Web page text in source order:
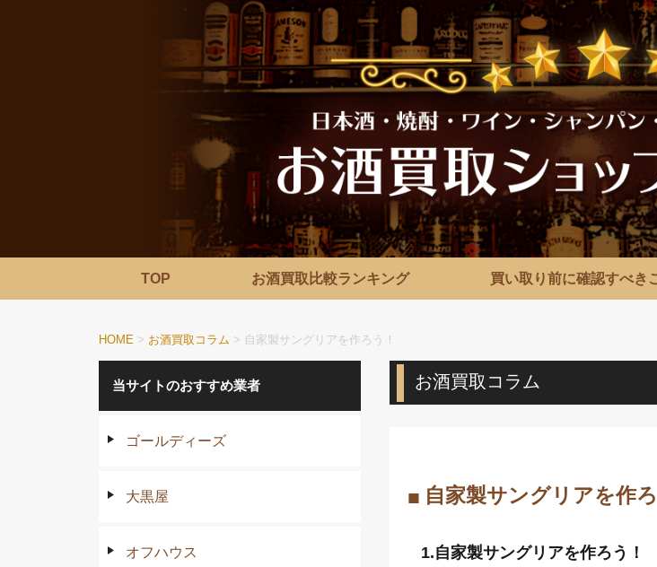
TOP お酒買取比較ランキング 買い取り前に確認すべき
HOME > お酒買取コラム > 自家製サングリアを作ろう！
お酒買取コラム
自家製サングリアを作ろ
1.自家製サングリアを作ろう！
当サイトのおすすめ業者
ゴールディーズ
大黒屋
オフハウス